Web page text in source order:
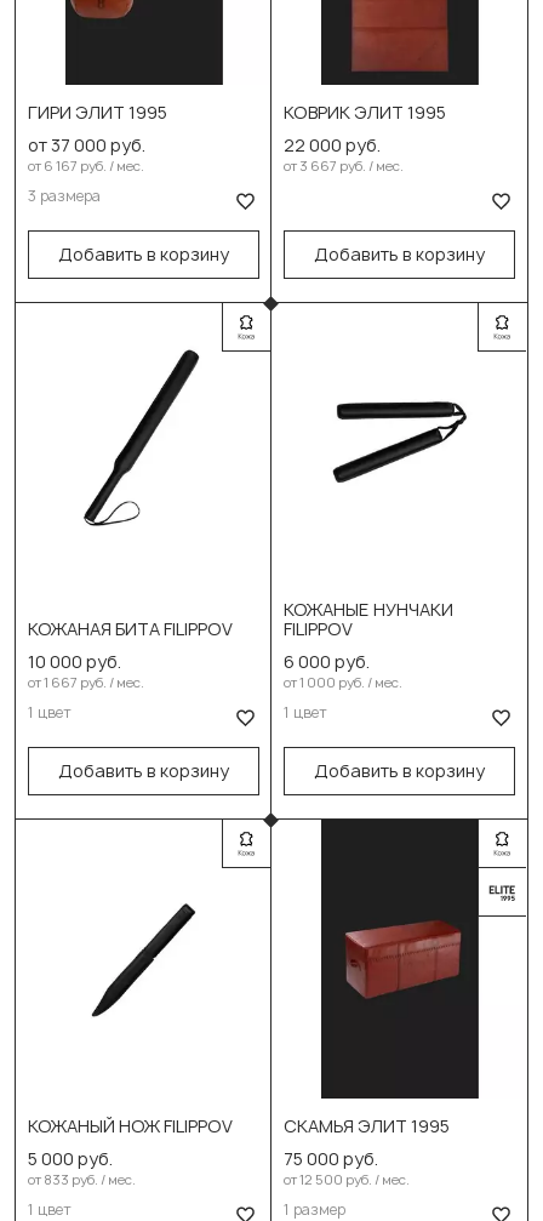
ГИРИ ЭЛИТ 1995
от 37 000 руб.
от 6 167 руб. / мес.
3 размера
Добавить в корзину
8кг
12кг
16кг
В корзину
КОВРИК ЭЛИТ 1995
22 000 руб.
от 3 667 руб. / мес.
Добавить в корзину
В корзину
КОЖАНАЯ БИТА FILIPPOV
10 000 руб.
от 1 667 руб. / мес.
1 цвет
Добавить в корзину
Выберите цвет:
Чёрный
КОЖАНЫЕ НУНЧАКИ
FILIPPOV
6 000 руб.
от 1 000 руб. / мес.
1 цвет
Добавить в корзину
Выберите цвет:
Чёрный
КОЖАНЫЙ НОЖ FILIPPOV
5 000 руб.
от 833 руб. / мес.
1 цвет
Выберите цвет:
Чёрный
СКАМЬЯ ЭЛИТ 1995
75 000 руб.
от 12 500 руб. / мес.
1 размер
Выберите размер:
100см/40см/45см